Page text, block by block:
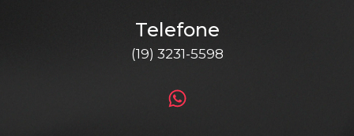
Telefone
(19) 3231-5598